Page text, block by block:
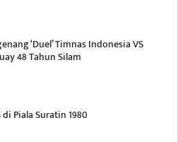
‘Duel’ Timnas Indonesia VS
48 Tahun Silam
di Piala Suratin 1980